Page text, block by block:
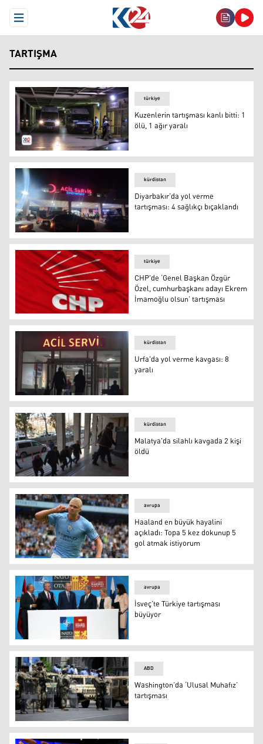
Open Menu
TARTIŞMA
Kuzenlerin tartışması kanlı bitti: 1 ölü, 1 ağır yaralı
türkiye
Kuzenlerin tartışması kanlı bitti: 1
ölü, 1 ağır yaralı
Diyarbakır’da yol verme tartışması: 4 sağlıkçı bıçaklandı
kürdistan
Diyarbakır’da yol verme
tartışması: 4 sağlıkçı bıçaklandı
CHP'de ‘Genel Başkan Özgür Özel, cumhurbaşkanı
türkiye
CHP'de ‘Genel Başkan Özgür
Özel, cumhurbaşkanı adayı Ekrem
İmamoğlu olsun’ tartışması
Urfa'da yol verme kavgası: 8 yaralı
kürdistan
Urfa'da yol verme kavgası: 8
yaralı
Malatya'da silahlı kavgada 2 kişi öldü
kürdistan
Malatya'da silahlı kavgada 2 kişi
öldü
Haaland en büyük hayalini açıkladı: Topa 5 kez
avrupa
Haaland en büyük hayalini
açıkladı: Topa 5 kez dokunup 5
gol atmak istiyorum
İsveç’te Türkiye tartışması büyüyor
avrupa
İsveç’te Türkiye tartışması
büyüyor
Ulusal Muhafızlar
ABD
Washington’da ‘Ulusal Muhafız’
tartışması